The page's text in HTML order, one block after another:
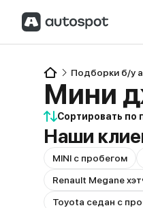
Подборки б/у
Мини
Сортировать по
Наши
MINI с пробегом
Renault Megane
Toyota седан с